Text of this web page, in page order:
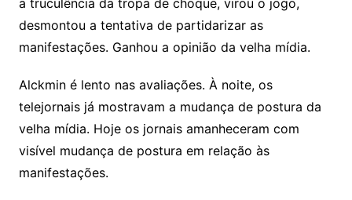
desmontou a tentativa de partidarizar as
manifestações. Ganhou a opinião da velha mídia.
Alckmin é lento nas avaliações. À noite, os
telejornais já mostravam a mudança de postura da
velha mídia. Hoje os jornais amanheceram com
visível mudança de postura em relação às
manifestações.